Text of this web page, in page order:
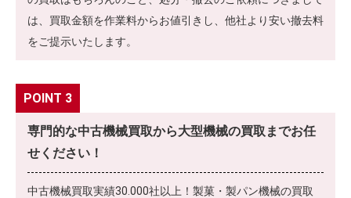
は、買取金額を作業料からお値引きし、他社より安い撤去料
をご提示いたします。
POINT 3
専門的な中古機械買取から大型機械の買取までお任
せください！
中古機械買取実績30.000社以上！製菓・製パン機械の買取